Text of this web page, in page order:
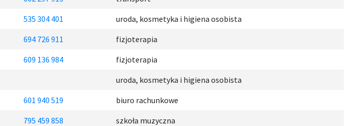
535 304 401
uroda, kosmetyka i higiena osobista
694 726 911
fizjoterapia
609 136 984
fizjoterapia
uroda, kosmetyka i higiena osobista
601 940 519
biuro rachunkowe
795 459 858
szkoła muzyczna